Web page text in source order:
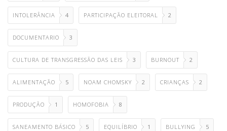
INTOLERÂNCIA 4 PARTICIPAÇÃO ELEITORAL 2
DOCUMENTARIO 3
CULTURA DE TRANSGRESSÃO DAS LEIS 3 BURNOUT 2
ALIMENTAÇÃO 5 NOAM CHOMSKY 2 CRIANÇAS 2
PRODUÇÃO 1 HOMOFOBIA 8
SANEAMENTO BÁSICO 5 EQUILÍBRIO 1 BULLYING 5